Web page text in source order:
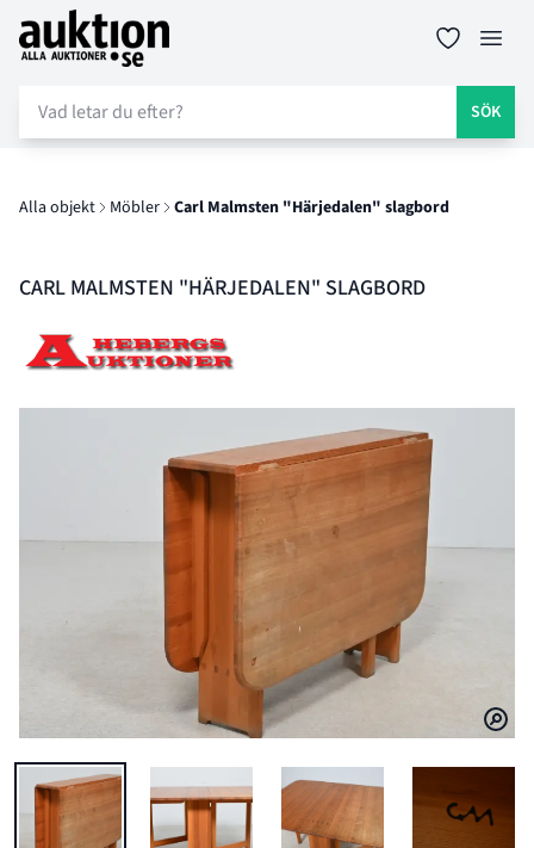
Auktion.se
SÖK
Alla objekt Möbler Carl Malmsten "Härjedalen" slagbord
CARL MALMSTEN "HÄRJEDALEN" SLAGBORD
BILD 1 AV CARL MALMSTEN "HÄRJEDALEN" SLAGBORD
BILD 2 AV CARL MALMSTEN "HÄRJEDALEN"
BILD 3 AV CARL MALMSTEN
BILD 4